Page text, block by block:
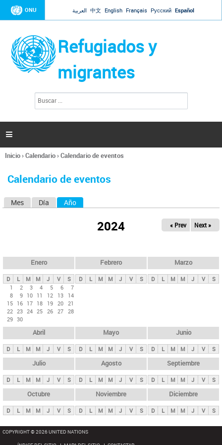
Jump to navigation
ONU العربية 中文 English Français Русский Español
Refugiados y
migrantes
l
d
s

Se
usted
Inicio›Calendario›Calendario de eventos
Calendario de eventos
s
p
n
i
p
a
l
s
Mes Día Año
2024 « Prev Next »
Enero
D L M M J V
S
1
2 3 4 5 6
7
8
9 10 11 12 13
14
15 16 17 18 19 20 21
22 23 24 25 26 27 28
29 30
Febrero
D L M M J V S
Marzo
D L M M J V S
Abril
D L M M J V S
Mayo
D L M M J V S
Junio
D L M M J V S
Julio
D L M M J V S
Agosto
D L M M J V S
Septiembre
D L M M J V S
Octubre
D L M M J V S
Noviembre
D L M M J V S
Diciembre
D L M M J V S
COPYRIGHT © 2026 UNITED NATIONS